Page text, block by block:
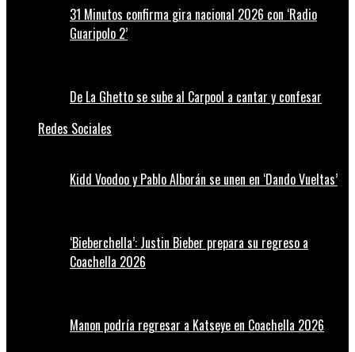
31 Minutos confirma gira nacional 2026 con ‘Radio
Guaripolo 2’
De La Ghetto se sube al Carpool a cantar y confesar
Redes Sociales
Kidd Voodoo y Pablo Alborán se unen en ‘Dando Vueltas’
‘Bieberchella’: Justin Bieber prepara su regreso a
Coachella 2026
Manon podría regresar a Katseye en Coachella 2026